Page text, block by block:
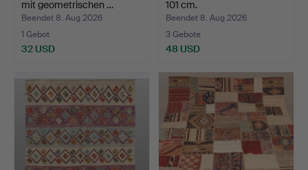
mit geometrischen …
Beendet 8. Aug 2026
1 Gebot
32 USD
101 cm.
Beendet 8. Aug 2026
3 Gebote
48 USD